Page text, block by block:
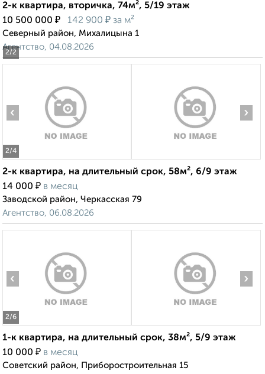
2/2
2-к квартира, вторичка, 74м², 5/19 этаж
10 500 000 ₽ 142 900 ₽ за м²
Северный район, Михалицына 1
Агентство, 04.08.2026
2/4
‹ ›
2-к квартира, на длительный срок, 58м², 6/9 этаж
14 000 ₽ в месяц
Заводской район, Черкасская 79
Агентство, 06.08.2026
2/6
‹ ›
1-к квартира, на длительный срок, 38м², 5/9 этаж
10 000 ₽ в месяц
Советский район, Приборостроительная 15